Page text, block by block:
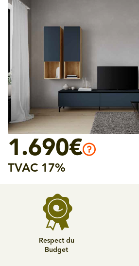
1.690€
TVAC 17%
Respect du
Budget